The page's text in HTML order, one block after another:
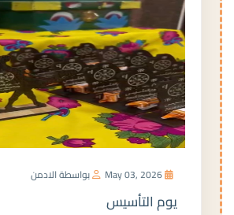
بواسطة الادمن
يوم التأسيس